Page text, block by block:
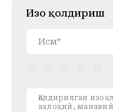
Изоҳ қолдириш